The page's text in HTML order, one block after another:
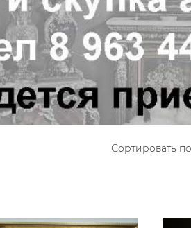
Сортировать